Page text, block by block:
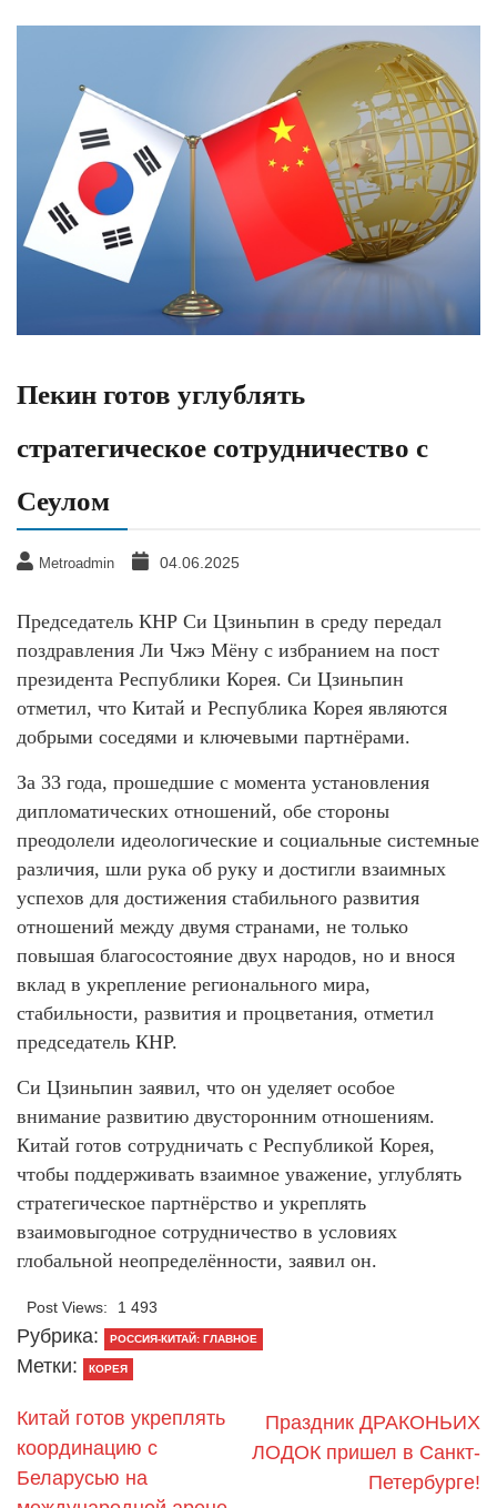
Пекин готов углублять
стратегическое сотрудничество с
Сеулом
Metroadmin 04.06.2025
Председатель КНР Си Цзиньпин в среду передал
поздравления Ли Чжэ Мёну с избранием на пост
президента Республики Корея. Си Цзиньпин
отметил, что Китай и Республика Корея являются
добрыми соседями и ключевыми партнёрами.
За 33 года, прошедшие с момента установления
дипломатических отношений, обе стороны
преодолели идеологические и социальные системные
различия, шли рука об руку и достигли взаимных
успехов для достижения стабильного развития
отношений между двумя странами, не только
повышая благосостояние двух народов, но и внося
вклад в укрепление регионального мира,
стабильности, развития и процветания, отметил
председатель КНР.
Си Цзиньпин заявил, что он уделяет особое
внимание развитию двусторонним отношениям.
Китай готов сотрудничать с Республикой Корея,
чтобы поддерживать взаимное уважение, углублять
стратегическое партнёрство и укреплять
взаимовыгодное сотрудничество в условиях
глобальной неопределённости, заявил он.
Post Views: 1 493
Рубрика: РОССИЯ-КИТАЙ: ГЛАВНОЕ
Метки: КОРЕЯ
Китай готов укреплять
координацию с
Беларусью на
Праздник ДРАКОНЬИХ
ЛОДОК пришел в Санкт-
Петербурге!